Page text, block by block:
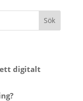
Sök
ett digitalt